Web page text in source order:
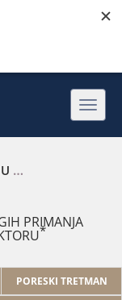
PRIMANJA
*
PORESKI TRETMAN